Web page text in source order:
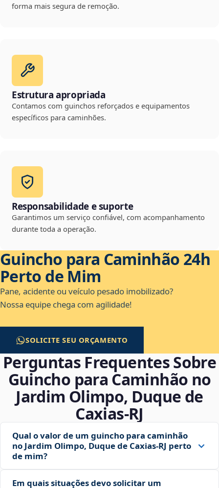
forma mais segura de remoção.
Estrutura apropriada
Contamos com guinchos reforçados e equipamentos
específicos para caminhões.
Responsabilidade e suporte
Garantimos um serviço confiável, com acompanhamento
durante toda a operação.
Guincho para Caminhão 24h
Perto de Mim
Pane, acidente ou veículo pesado imobilizado?
Nossa equipe chega com agilidade!
SOLICITE SEU ORÇAMENTO
Perguntas Frequentes Sobre
Guincho para Caminhão no
Jardim Olimpo, Duque de
Caxias‑RJ
Qual o valor de um guincho para caminhão
no Jardim Olimpo, Duque de Caxias‑RJ perto
de mim?
Em quais situações devo solicitar um